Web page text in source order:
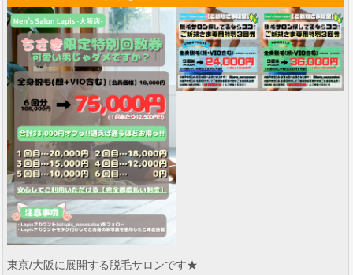
東京/大阪に展開する脱毛サロンです★